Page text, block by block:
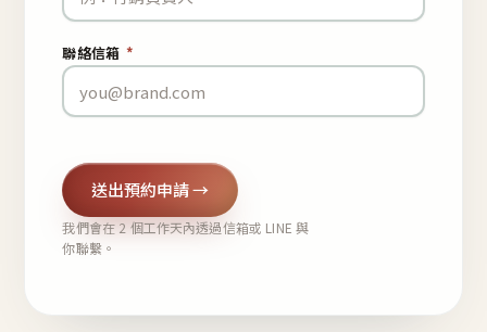
聯絡信箱 *
送出預約申請 →
我們會在 2 個工作天內透過信箱或 LINE 與
你聯繫。